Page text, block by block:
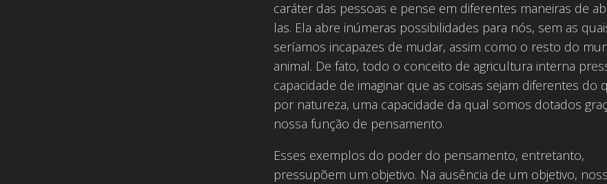
caráter das pessoas e pense em diferentes maneiras de
las. Ela abre inúmeras possibilidades para nós, sem as
seríamos incapazes de mudar, assim como o resto do
animal. De fato, todo o conceito de agricultura interna
capacidade de imaginar que as coisas sejam diferentes do
por natureza, uma capacidade da qual somos dotados
nossa função de pensamento.
Esses exemplos do poder do pensamento, entretanto,
pressupõem um objetivo. Na ausência de um objetivo,